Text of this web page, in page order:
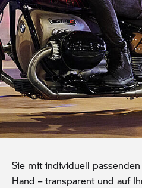
Sie mit individuell
Hand – transparent und auf